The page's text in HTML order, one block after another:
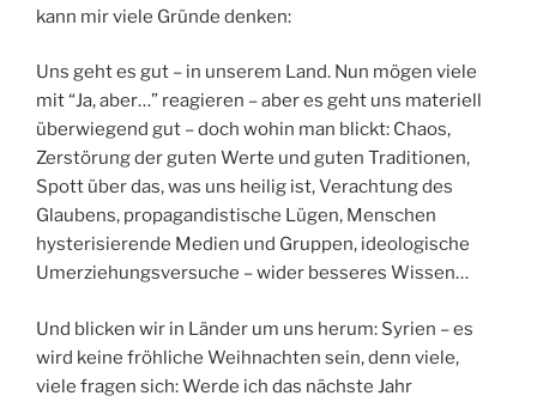
kann mir viele Gründe denken:
Uns geht es gut – in unserem Land. Nun mögen viele
mit “Ja, aber…” reagieren – aber es geht uns materiell
überwiegend gut – doch wohin man blickt: Chaos,
Zerstörung der guten Werte und guten Traditionen,
Spott über das, was uns heilig ist, Verachtung des
Glaubens, propagandistische Lügen, Menschen
hysterisierende Medien und Gruppen, ideologische
Umerziehungsversuche – wider besseres Wissen…
Und blicken wir in Länder um uns herum: Syrien – es
wird keine fröhliche Weihnachten sein, denn viele,
viele fragen sich: Werde ich das nächste Jahr